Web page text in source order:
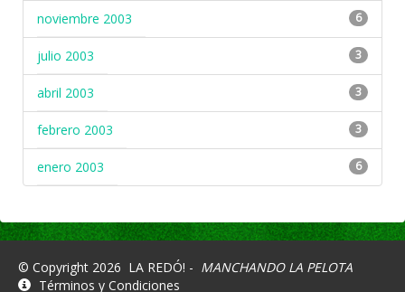
noviembre 2003 6
julio 2003 3
abril 2003 3
febrero 2003 3
enero 2003 6
© Copyright 2026 LA REDÓ! - MANCHANDO LA PELOTA
Términos y Condiciones